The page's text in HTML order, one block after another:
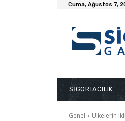
Cuma, Ağustos 7,
SİGORTACILIK
Genel Ülkelerin